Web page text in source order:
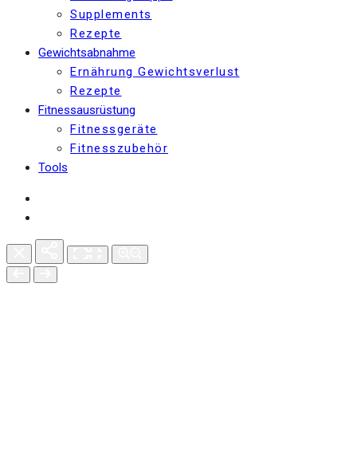
Supplements
Rezepte
Gewichtsabnahme
Ernährung Gewichtsverlust
Rezepte
Fitnessausrüstung
Fitnessgeräte
Fitnesszubehör
Tools